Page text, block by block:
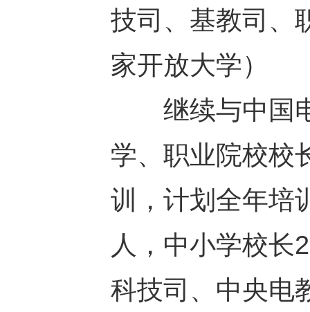
技司、基教司、
家开放大学）
继续与中国电
学、职业院校校
训，计划全年培
人，中小学校长
科技司、中央电